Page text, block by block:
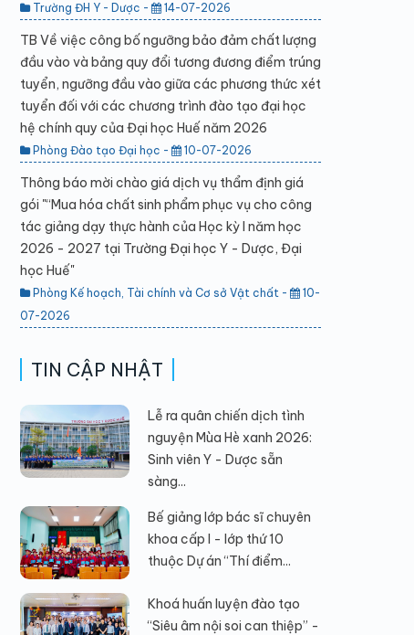
Trường ĐH Y - Dược - 14-07-2026
TB Về việc công bố ngưỡng bảo đảm chất lượng
đầu vào và bảng quy đổi tương đương điểm trúng
tuyển, ngưỡng đầu vào giữa các phương thức xét
tuyển đối với các chương trình đào tạo đại học
hệ chính quy của Đại học Huế năm 2026
Phòng Đào tạo Đại học - 10-07-2026
Thông báo mời chào giá dịch vụ thẩm định giá
gói "“Mua hóa chất sinh phẩm phục vụ cho công
tác giảng dạy thực hành của Học kỳ I năm học
2026 - 2027 tại Trường Đại học Y - Dược, Đại
học Huế"
Phòng Kế hoạch, Tài chính và Cơ sở Vật chất -
10-
07-2026
TIN CẬP NHẬT
Lễ ra quân chiến dịch tình
nguyện Mùa Hè xanh 2026:
Sinh viên Y - Dược sẵn
sàng...
Bế giảng lớp bác sĩ chuyên
khoa cấp I - lớp thứ 10
thuộc Dự án “Thí điểm...
Khoá huấn luyện đào tạo
“Siêu âm nội soi can thiệp” -